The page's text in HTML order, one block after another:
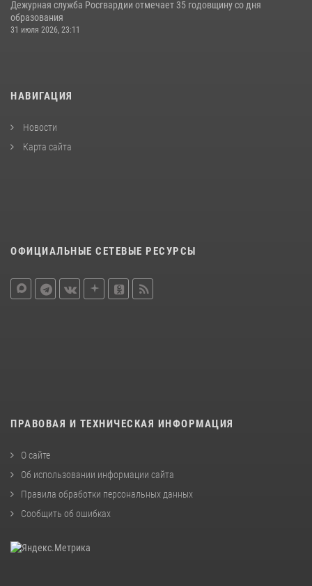
Дежурная служба Росгвардии отмечает 35 годовщину со дня
образования
31 июля 2026, 23:11
НАВИГАЦИЯ
Новости
Карта сайта
ОФИЦИАЛЬНЫЕ СЕТЕВЫЕ РЕСУРСЫ
ПРАВОВАЯ И ТЕХНИЧЕСКАЯ ИНФОРМАЦИЯ
О сайте
Об использовании информации сайта
Правила обработки персональных данных
Сообщить об ошибках